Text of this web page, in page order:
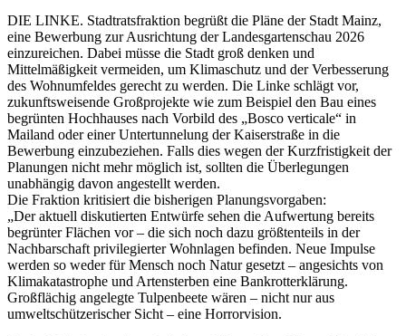
DIE LINKE. Stadtratsfraktion begrüßt die Pläne der Stadt Mainz,
eine Bewerbung zur Ausrichtung der Landesgartenschau 2026
einzureichen. Dabei müsse die Stadt groß denken und
Mittelmäßigkeit vermeiden, um Klimaschutz und der Verbesserung
des Wohnumfeldes gerecht zu werden. Die Linke schlägt vor,
zukunftsweisende Großprojekte wie zum Beispiel den Bau eines
begrünten Hochhauses nach Vorbild des „Bosco verticale“ in
Mailand oder einer Untertunnelung der Kaiserstraße in die
Bewerbung einzubeziehen. Falls dies wegen der Kurzfristigkeit der
Planungen nicht mehr möglich ist, sollten die Überlegungen
unabhängig davon angestellt werden.
Die Fraktion kritisiert die bisherigen Planungsvorgaben:
„Der aktuell diskutierten Entwürfe sehen die Aufwertung bereits
begrünter Flächen vor – die sich noch dazu größtenteils in der
Nachbarschaft privilegierter Wohnlagen befinden. Neue Impulse
werden so weder für Mensch noch Natur gesetzt – angesichts von
Klimakatastrophe und Artensterben eine Bankrotterklärung.
Großflächig angelegte Tulpenbeete wären – nicht nur aus
umweltschützerischer Sicht – eine Horrorvision.